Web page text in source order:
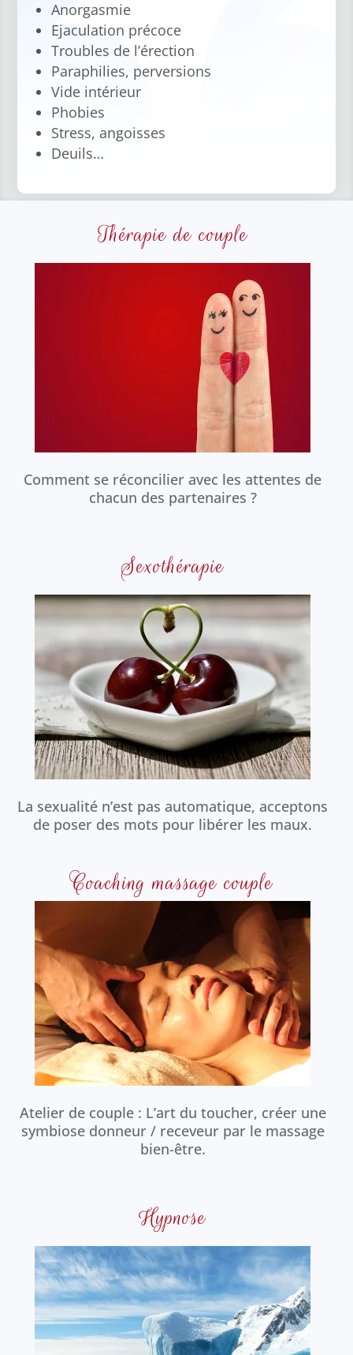
Anorgasmie
Ejaculation précoce
Troubles de l’érection
Paraphilies, perversions
Vide intérieur
Phobies
Stress, angoisses
Deuils…
Thérapie de couple
Comment se réconcilier avec les attentes de
chacun des partenaires ?
Sexothérapie
La sexualité n’est pas automatique, acceptons
de poser des mots pour libérer les maux.
Coaching massage couple
Atelier de couple : L’art du toucher, créer une
symbiose donneur / receveur par le massage
bien-être.
Hypnose